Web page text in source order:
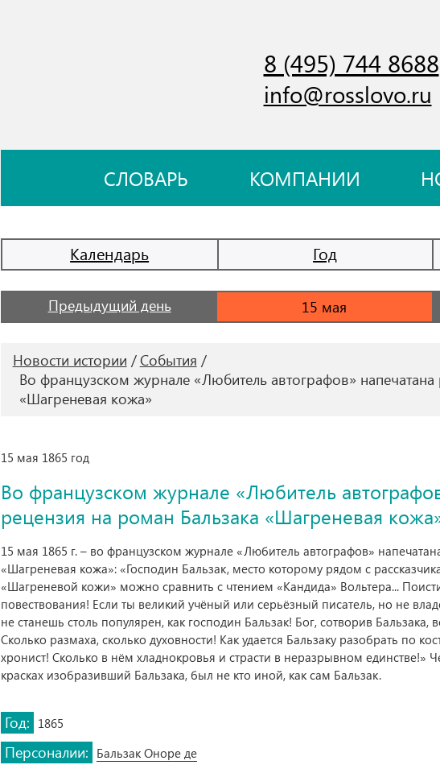
8 (495) 744 8688
info@rosslovo.ru
СЛОВАРЬ КОМПАНИИ
Календарь Год
Предыдущий день
Новости истории
События
Во французском журнале «Любитель автографов»
«Шагреневая кожа»
15 мая 1865 год
Во французском журнале «Любитель
рецензия на роман Бальзака «Шагреневая
15 мая 1865 г. – во французском журнале «Любитель автографов»
«Шагреневая кожа»: «Господин Бальзак, место которому рядом с
«Шагреневой кожи» можно сравнить с чтением «Кандида» Вольтера...
повествования! Если ты великий учёный или серьёзный писатель, но не
не станешь столь популярен, как господин Бальзак! Бог, сотворив Бальзака,
Сколько размаха, сколько духовности! Как удается Бальзаку разобрать по
хронист! Сколько в нём хладнокровья и страсти в неразрывном единстве!»
красках изобразивший Бальзака, был не кто иной, как сам Бальзак.
Год: 1865
Персоналии: Бальзак Оноре де